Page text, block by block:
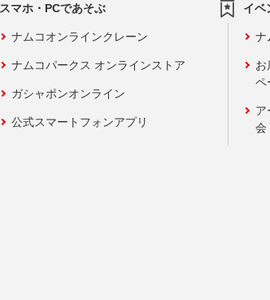
スマホ・PCであそぶ
ナムコオンラインクレーン
ナムコパークス オンラインストア
ガシャポンオンライン
公式スマートフォンアプリ
イベ
ナ
お
ペ
ア
会